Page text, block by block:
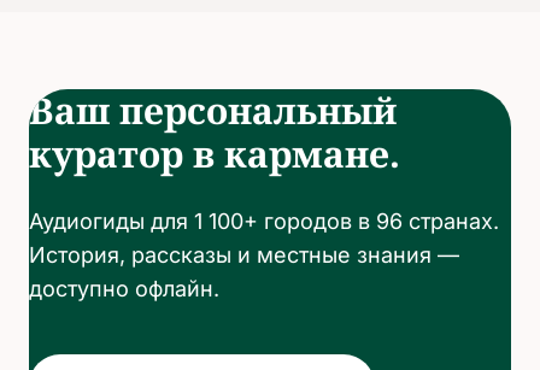
Ваш персональный
куратор в кармане.
Аудиогиды для 1 100+ городов в 96 странах.
История, рассказы и местные знания —
доступно офлайн.